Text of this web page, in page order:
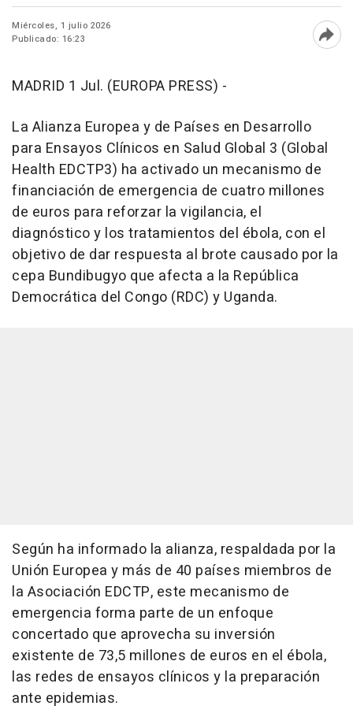
Miércoles, 1 julio 2026
Publicado: 16:23
MADRID 1 Jul. (EUROPA PRESS) -
La Alianza Europea y de Países en Desarrollo
para Ensayos Clínicos en Salud Global 3 (Global
Health EDCTP3) ha activado un mecanismo de
financiación de emergencia de cuatro millones
de euros para reforzar la vigilancia, el
diagnóstico y los tratamientos del ébola, con el
objetivo de dar respuesta al brote causado por la
cepa Bundibugyo que afecta a la República
Democrática del Congo (RDC) y Uganda.
Según ha informado la alianza, respaldada por la
Unión Europea y más de 40 países miembros de
la Asociación EDCTP, este mecanismo de
emergencia forma parte de un enfoque
concertado que aprovecha su inversión
existente de 73,5 millones de euros en el ébola,
las redes de ensayos clínicos y la preparación
ante epidemias.